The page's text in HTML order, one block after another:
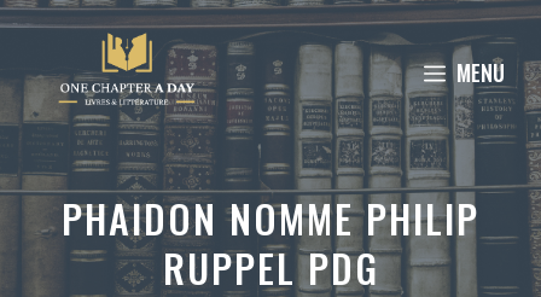
Aller
contenu
MENU
PHAIDON NOMME PHILIP
RUPPEL PDG